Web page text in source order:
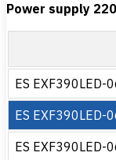
Power supply
ES EXF390LED-
ES EXF390LED-
ES EXF390LED-